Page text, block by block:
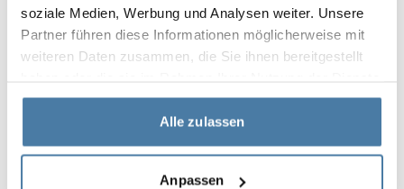
soziale Medien, Werbung und Analysen weiter. Unsere
Partner führen diese Informationen möglicherweise mit
weiteren Daten zusammen, die Sie ihnen bereitgestellt
gesammelt haben.
Alle zulassen
Anpassen
Może Cię zainteresować